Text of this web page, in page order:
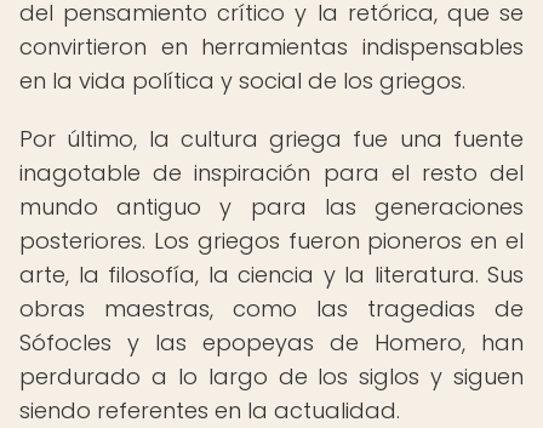
del pensamiento crítico y la retórica, que se
convirtieron en herramientas indispensables
en la vida política y social de los griegos.
Por último, la cultura griega fue una fuente
inagotable de inspiración para el resto del
mundo antiguo y para las generaciones
posteriores. Los griegos fueron pioneros en el
arte, la filosofía, la ciencia y la literatura. Sus
obras maestras, como las tragedias de
Sófocles y las epopeyas de Homero, han
perdurado a lo largo de los siglos y siguen
siendo referentes en la actualidad.